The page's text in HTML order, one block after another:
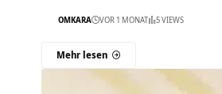
OMKARA VOR 1 MONAT 5 VIEWS
Mehr lesen